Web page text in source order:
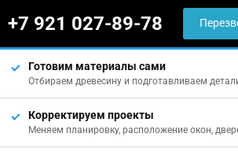
+7 921 027-89-78
Готовим материалы сами
Отбираем древесину и подготавливаем
Корректируем проекты
Меняем планировку, расположение окон,